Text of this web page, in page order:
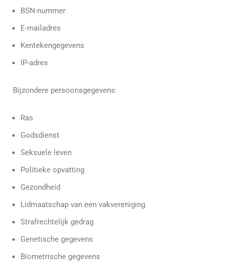
BSN-nummer
E-mailadres
Kentekengegevens
IP-adres
Bijzondere persoonsgegevens:
Ras
Godsdienst
Seksuele leven
Politieke opvatting
Gezondheid
Lidmaatschap van een vakvereniging
Strafrechtelijk gedrag
Genetische gegevens
Biometrische gegevens